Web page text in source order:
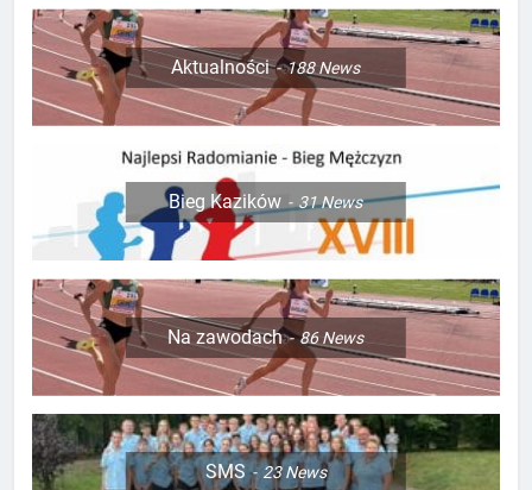
Aktualności 188News
Bieg Kazików 31News
Na zawodach 86News
SMS 23News